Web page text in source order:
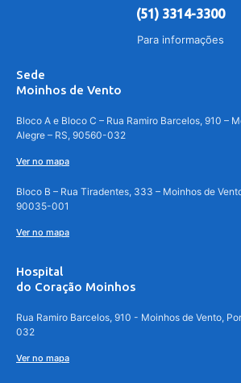
(51) 3314-3300
Para informações
Sede
Moinhos de Vento
Bloco A e Bloco C – Rua Ramiro Barcelos, 910 –
Alegre – RS, 90560-032
Ver no mapa
Bloco B – Rua Tiradentes, 333 – Moinhos de
90035-001
Ver no mapa
Hospital
do Coração Moinhos
Rua Ramiro Barcelos, 910 - Moinhos de Vento,
032
Ver no mapa